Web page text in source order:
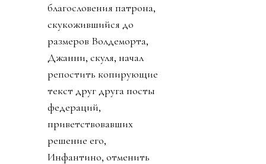
благословения патрона,
скукожившийся до
размеров Волдеморта,
Джанни, скуля, начал
репостить копирующие
текст друг друга посты
федераций,
приветствовавших
решение его,
Инфантино, отменить